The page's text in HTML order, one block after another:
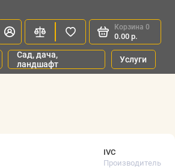
Корзина 0
0.00 р.
Сад, дача,
ландшафт
Услуги
IVC
Производитель